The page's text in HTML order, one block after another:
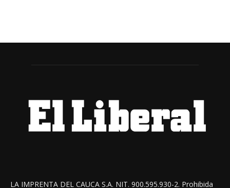
LA IMPRENTA DEL CAUCA S.A. NIT. 900.595.930-2. Prohibida